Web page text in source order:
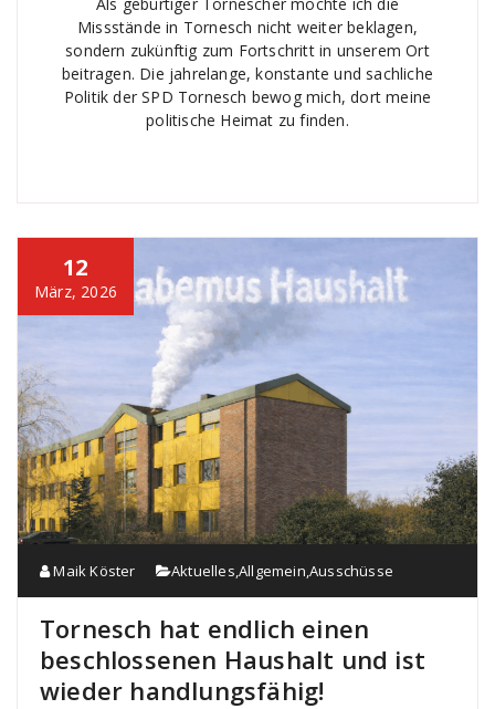
Missstände in Tornesch nicht weiter beklagen,
sondern zukünftig zum Fortschritt in unserem Ort
beitragen. Die jahrelange, konstante und sachliche
Politik der SPD Tornesch bewog mich, dort meine
politische Heimat zu finden.
12
März, 2026
Maik Köster Aktuelles,Allgemein,Ausschüsse
Tornesch hat endlich einen
beschlossenen Haushalt und ist
wieder handlungsfähig!